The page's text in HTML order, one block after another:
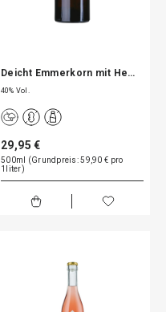
Deicht Emmerkorn mit He…
40% Vol.
29,95 €
500ml (Grundpreis: 59,90 € pro
1liter)